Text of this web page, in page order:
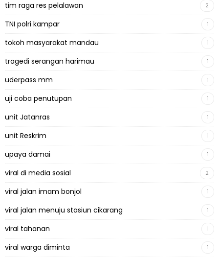
tim raga res pelalawan 2
TNI polri kampar 1
tokoh masyarakat mandau 1
tragedi serangan harimau 1
uderpass mm 1
uji coba penutupan 1
unit Jatanras 1
unit Reskrim 1
upaya damai 1
viral di media sosial 2
viral jalan imam bonjol 1
viral jalan menuju stasiun cikarang 1
viral tahanan 1
viral warga diminta 1